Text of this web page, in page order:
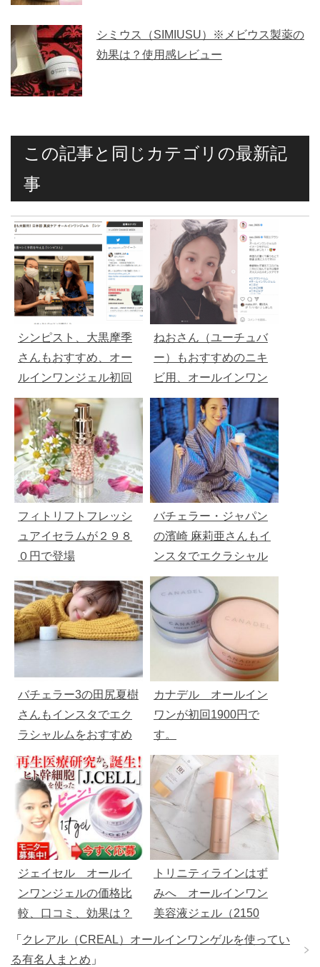
シミウス（SIMIUSU）※メビウス製薬の
効果は？使用感レビュー
この記事と同じカテゴリの最新記
事
シンピスト、大黒摩季
さんもおすすめ、オー
ルインワンジェル初回
１９８０円
ねおさん（ユーチュバ
ー）もおすすめのニキ
ビ用、オールインワン
ジェル「エクラシャラ
ム」税込2189円です。
フィトリフトフレッシ
ュアイセラムが２９８
０円で登場
バチェラー・ジャパン
の濱崎 麻莉亜さんもイ
ンスタでエクラシャル
ムをおすすめ
バチェラー3の田尻夏樹
さんもインスタでエク
ラシャルムをおすすめ
（初回１９９０円）
カナデル オールイン
ワンが初回1900円で
す。
ジェイセル オールイ
ンワンジェルの価格比
較、口コミ、効果は？
トリニティラインはず
みへ オールインワン
美容液ジェル（2150
円）口コミまとめ
「 クレアル（CREAL）オールインワンゲルを使ってい
る有名人まとめ 」